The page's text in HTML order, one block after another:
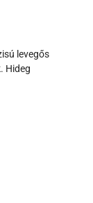
levegős
Hideg